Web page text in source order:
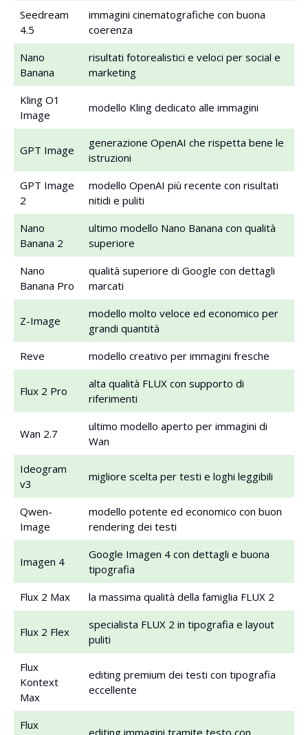
Seedream
4.5
immagini cinematografiche con buona
coerenza
Nano
Banana
risultati fotorealistici e veloci per social e
marketing
Kling O1
Image
modello Kling dedicato alle immagini
GPT Image
generazione OpenAI che rispetta bene le
istruzioni
GPT Image
2
modello OpenAI più recente con risultati
nitidi e puliti
Nano
Banana 2
ultimo modello Nano Banana con qualità
superiore
Nano
Banana Pro
qualità superiore di Google con dettagli
marcati
Z-Image
modello molto veloce ed economico per
grandi quantità
Reve
modello creativo per immagini fresche
Flux 2 Pro
alta qualità FLUX con supporto di
riferimenti
Wan 2.7
ultimo modello aperto per immagini di
Wan
Ideogram
v3
migliore scelta per testi e loghi leggibili
Qwen-
Image
modello potente ed economico con buon
rendering dei testi
Imagen 4
Google Imagen 4 con dettagli e buona
tipografia
Flux 2 Max
la massima qualità della famiglia FLUX 2
Flux 2 Flex
specialista FLUX 2 in tipografia e layout
puliti
Flux
Kontext
Max
editing premium dei testi con tipografia
eccellente
Flux
editing immagini tramite testo con